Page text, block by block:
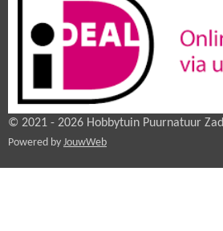
© 2021 - 2026 Hobbytuin Puurnatuur
Powered by JouwWeb